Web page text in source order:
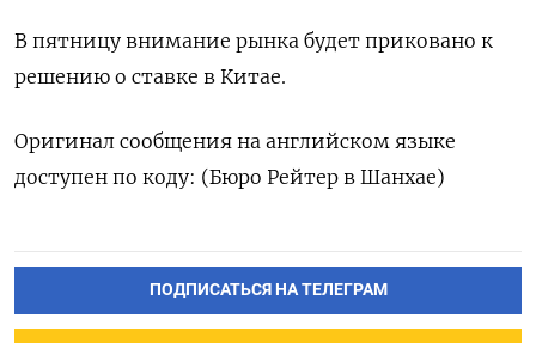
В пятницу внимание рынка будет приковано к
решению о ставке в Китае.
Оригинал сообщения на английском языке
доступен по коду: (Бюро Рейтер в Шанхае)
ПОДПИСАТЬСЯ НА ТЕЛЕГРАМ